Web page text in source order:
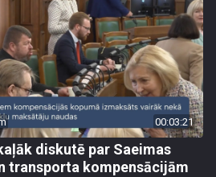
00:03:21
diskutē par Saeimas
transporta kompensācijām